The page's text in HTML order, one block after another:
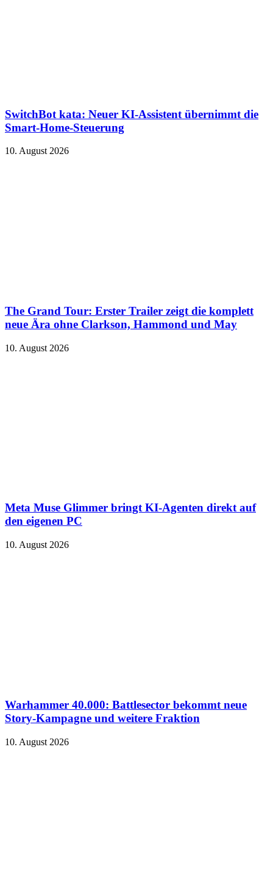
SwitchBot kata: Neuer KI-Assistent übernimmt die
Smart-Home-Steuerung
10. August 2026
The Grand Tour: Erster Trailer zeigt die komplett
neue Ära ohne Clarkson, Hammond und May
10. August 2026
Meta Muse Glimmer bringt KI-Agenten direkt auf
den eigenen PC
10. August 2026
Warhammer 40.000: Battlesector bekommt neue
Story-Kampagne und weitere Fraktion
10. August 2026